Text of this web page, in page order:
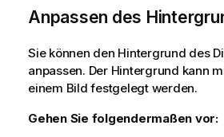
Anpassen des
Sie können den Hintergrund des
anpassen. Der Hintergrund kann
einem Bild festgelegt werden.
Gehen Sie folgendermaßen vor: